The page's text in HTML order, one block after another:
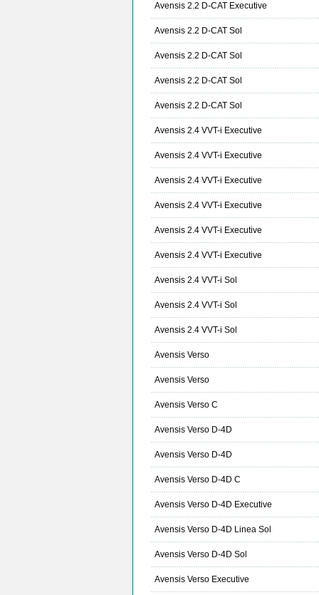
Avensis 2.2 D-CAT Executive
Avensis 2.2 D-CAT Sol
Avensis 2.2 D-CAT Sol
Avensis 2.2 D-CAT Sol
Avensis 2.2 D-CAT Sol
Avensis 2.4 VVT-i Executive
Avensis 2.4 VVT-i Executive
Avensis 2.4 VVT-i Executive
Avensis 2.4 VVT-i Executive
Avensis 2.4 VVT-i Executive
Avensis 2.4 VVT-i Executive
Avensis 2.4 VVT-i Sol
Avensis 2.4 VVT-i Sol
Avensis 2.4 VVT-i Sol
Avensis Verso
Avensis Verso
Avensis Verso C
Avensis Verso D-4D
Avensis Verso D-4D
Avensis Verso D-4D C
Avensis Verso D-4D Executive
Avensis Verso D-4D Linea Sol
Avensis Verso D-4D Sol
Avensis Verso Executive